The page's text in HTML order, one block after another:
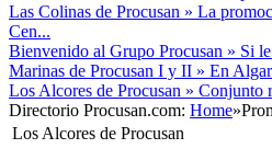
Las Colinas de Procusan » La
Cen...
Bienvenido al Grupo Procusan » Si
Marinas de Procusan I y II » En
Los Alcores de Procusan » Conjunto
Directorio Procusan.com: Home»
Los Alcores de Procusan